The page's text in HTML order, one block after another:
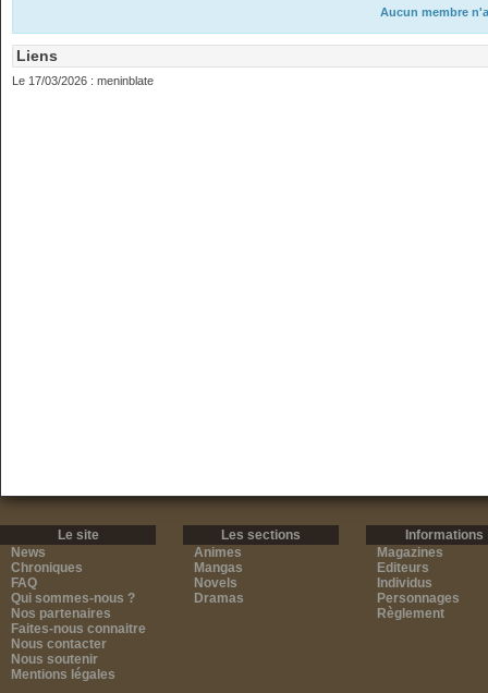
Aucun membre
Liens
Le 17/03/2026 : meninblate
Le site
News
Chroniques
FAQ
Qui sommes-nous ?
Nos partenaires
Faites-nous connaitre
Nous contacter
Nous soutenir
Mentions légales
Les sections
Animes
Mangas
Novels
Dramas
Informations
Magazines
Editeurs
Individus
Personnages
Règlement